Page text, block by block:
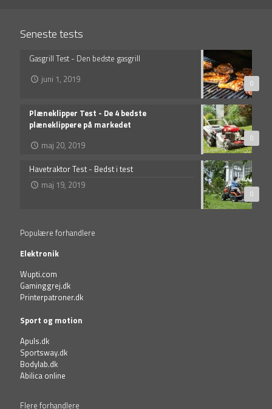
Seneste tests
0
Gasgrill Test - Den bedste gasgrill
juni 1, 2019
0
Plæneklipper Test - De 4 bedste
plæneklippere på markedet
maj 20, 2019
0
Havetraktor Test - Bedst i test
maj 19, 2019
Populære forhandlere
Elektronik
Wupti.com
Gaminggrej.dk
Printerpatroner.dk
Sport og motion
Apuls.dk
Sportsway.dk
Bodylab.dk
Abilica online
Flere forhandlere